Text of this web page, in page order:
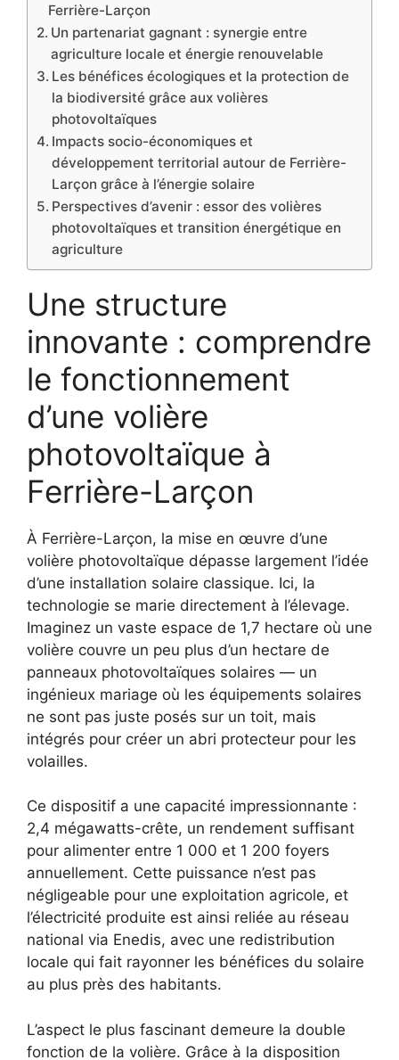
Ferrière-Larçon
Un partenariat gagnant : synergie entre
agriculture locale et énergie renouvelable
Les bénéfices écologiques et la protection de
la biodiversité grâce aux volières
photovoltaïques
Impacts socio-économiques et
développement territorial autour de Ferrière-
Larçon grâce à l’énergie solaire
Perspectives d’avenir : essor des volières
photovoltaïques et transition énergétique en
agriculture
Une structure
innovante : comprendre
le fonctionnement
d’une volière
photovoltaïque à
Ferrière-Larçon
À Ferrière-Larçon, la mise en œuvre d’une
volière photovoltaïque dépasse largement l’idée
d’une installation solaire classique. Ici, la
technologie se marie directement à l’élevage.
Imaginez un vaste espace de 1,7 hectare où une
volière couvre un peu plus d’un hectare de
panneaux photovoltaïques solaires — un
ingénieux mariage où les équipements solaires
ne sont pas juste posés sur un toit, mais
intégrés pour créer un abri protecteur pour les
volailles.
Ce dispositif a une capacité impressionnante :
2,4 mégawatts-crête, un rendement suffisant
pour alimenter entre 1 000 et 1 200 foyers
annuellement. Cette puissance n’est pas
négligeable pour une exploitation agricole, et
l’électricité produite est ainsi reliée au réseau
national via Enedis, avec une redistribution
locale qui fait rayonner les bénéfices du solaire
au plus près des habitants.
L’aspect le plus fascinant demeure la double
fonction de la volière. Grâce à la disposition